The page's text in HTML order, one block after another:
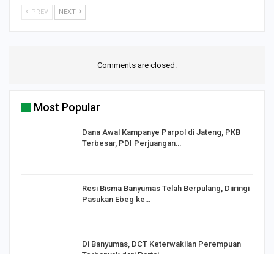
PREV NEXT
Comments are closed.
Most Popular
Dana Awal Kampanye Parpol di Jateng, PKB
Terbesar, PDI Perjuangan…
Resi Bisma Banyumas Telah Berpulang, Diiringi
Pasukan Ebeg ke…
Di Banyumas, DCT Keterwakilan Perempuan